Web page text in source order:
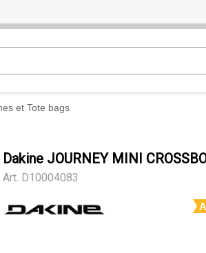
et Tote bags
Dakine JOURNEY MINI
Art. D10004083